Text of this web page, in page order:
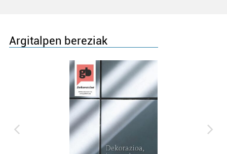
Argitalpen bereziak